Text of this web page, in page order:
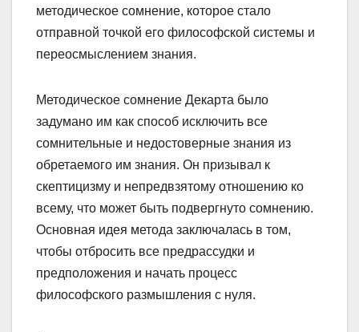
методическое сомнение, которое стало
отправной точкой его философской системы и
переосмыслением знания.
Методическое сомнение Декарта было
задумано им как способ исключить все
сомнительные и недостоверные знания из
обретаемого им знания. Он призывал к
скептицизму и непредвзятому отношению ко
всему, что может быть подвергнуто сомнению.
Основная идея метода заключалась в том,
чтобы отбросить все предрассудки и
предположения и начать процесс
философского размышления с нуля.